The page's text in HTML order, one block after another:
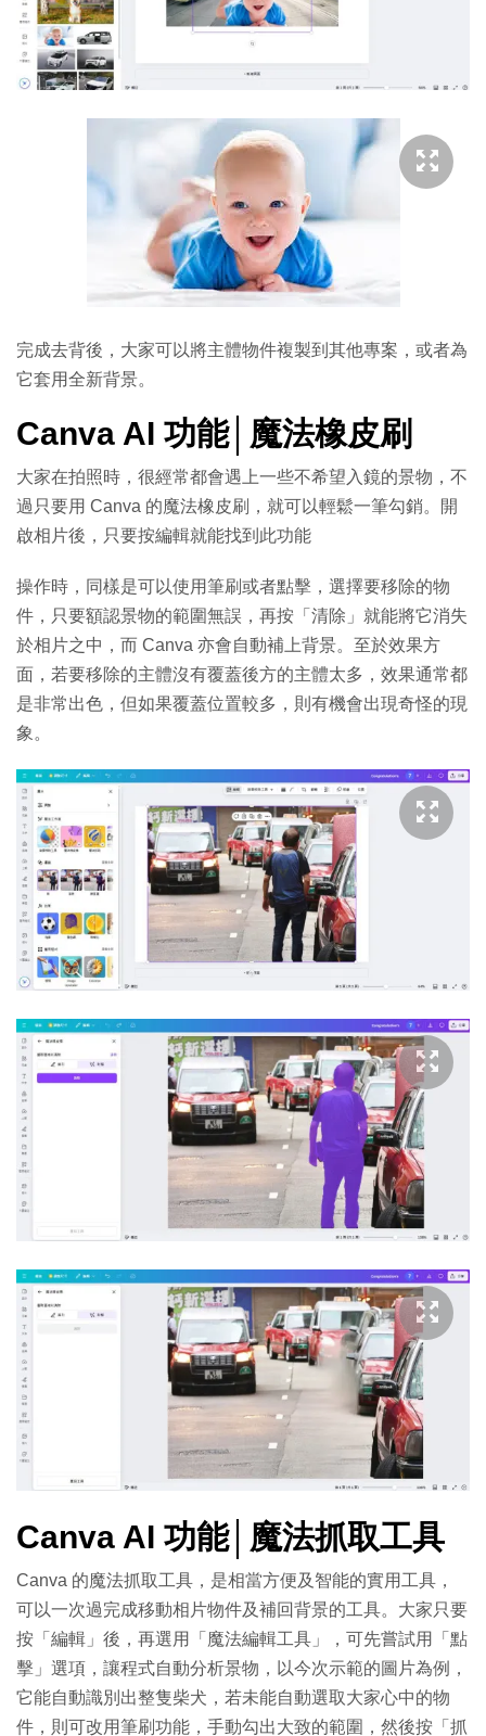
完成去背後，大家可以將主體物件複製到其他專案，或者為
它套用全新背景。
Canva AI 功能│魔法橡皮刷
大家在拍照時，很經常都會遇上一些不希望入鏡的景物，不
過只要用 Canva 的魔法橡皮刷，就可以輕鬆一筆勾銷。開
啟相片後，只要按編輯就能找到此功能
操作時，同樣是可以使用筆刷或者點擊，選擇要移除的物
件，只要額認景物的範圍無誤，再按「清除」就能將它消失
於相片之中，而 Canva 亦會自動補上背景。至於效果方
面，若要移除的主體沒有覆蓋後方的主體太多，效果通常都
是非常出色，但如果覆蓋位置較多，則有機會出現奇怪的現
象。
Canva AI 功能│魔法抓取工具
Canva 的魔法抓取工具，是相當方便及智能的實用工具，
可以一次過完成移動相片物件及補回背景的工具。大家只要
按「編輯」後，再選用「魔法編輯工具」，可先嘗試用「點
擊」選項，讓程式自動分析景物，以今次示範的圖片為例，
它能自動識別出整隻柴犬，若未能自動選取大家心中的物
件，則可改用筆刷功能，手動勾出大致的範圍，然後按「抓